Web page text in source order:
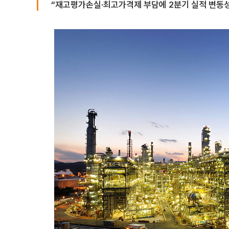
“재고평가손실·최고가격제 부담에 2분기 실적 변동